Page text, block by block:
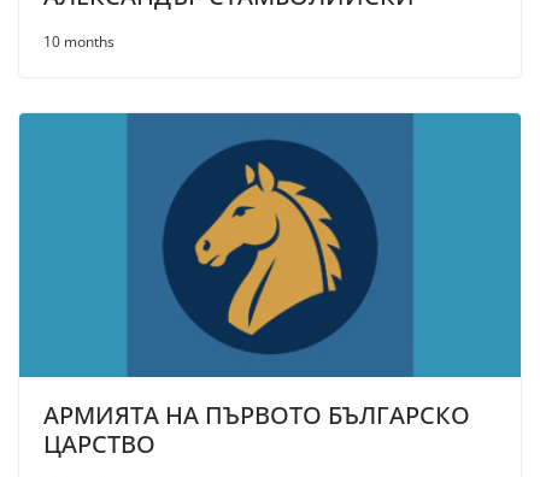
10 months
АРМИЯТА НА ПЪРВОТО БЪЛГАРСКО
ЦАРСТВО